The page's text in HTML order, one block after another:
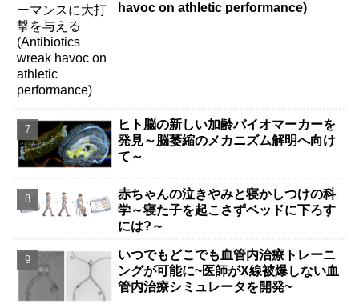
havoc on athletic performance)
ヒト脳の新しい加齢バイオマーカーを
発見～脳萎縮のメカニズム解明へ向け
て～
赤ちゃんの泣きやみと寝かしつけの科
学～寝た子を起こさずベッドに下ろす
には?～
いつでもどこでも血管内治療トレーニ
ングが可能に~医師がX線被爆しない血
管内治療シミュレータを開発~